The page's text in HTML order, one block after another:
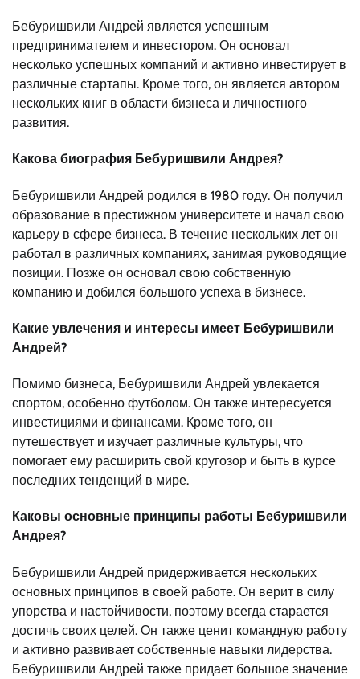
Бебуришвили Андрей является успешным
предпринимателем и инвестором. Он основал
несколько успешных компаний и активно инвестирует в
различные стартапы. Кроме того, он является автором
нескольких книг в области бизнеса и личностного
развития.
Какова биография Бебуришвили Андрея?
Бебуришвили Андрей родился в 1980 году. Он получил
образование в престижном университете и начал свою
карьеру в сфере бизнеса. В течение нескольких лет он
работал в различных компаниях, занимая руководящие
позиции. Позже он основал свою собственную
компанию и добился большого успеха в бизнесе.
Какие увлечения и интересы имеет Бебуришвили
Андрей?
Помимо бизнеса, Бебуришвили Андрей увлекается
спортом, особенно футболом. Он также интересуется
инвестициями и финансами. Кроме того, он
путешествует и изучает различные культуры, что
помогает ему расширить свой кругозор и быть в курсе
последних тенденций в мире.
Каковы основные принципы работы Бебуришвили
Андрея?
Бебуришвили Андрей придерживается нескольких
основных принципов в своей работе. Он верит в силу
упорства и настойчивости, поэтому всегда старается
достичь своих целей. Он также ценит командную работу
и активно развивает собственные навыки лидерства.
Бебуришвили Андрей также придает большое значение